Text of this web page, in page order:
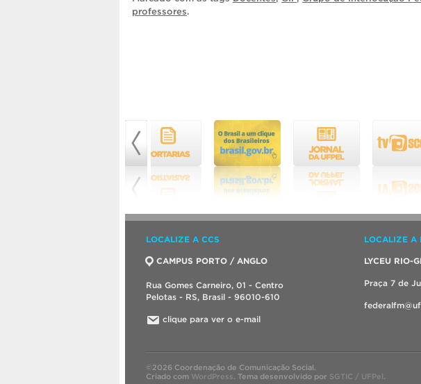
professores.
LOCALIZE A CCS
CAMPUS PORTO / ANGLO
Rua Gomes Carneiro, 01 - Centro
Pelotas - RS, Brasil - 96010-610
clique para ver o e-mail
LOCALIZE A
LYCEU RIO-
Praça 7 de
©2026 Coordenação de Comunicação Social.
Criado com WordPress. Tema desenvolvido por SGTIC / UFPel .